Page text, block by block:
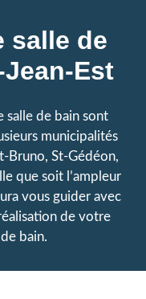
salle de
Est
salle de bain sont
municipalités
Bruno, St-Gédéon,
que soit l’ampleur
vous guider avec
de votre
bain.